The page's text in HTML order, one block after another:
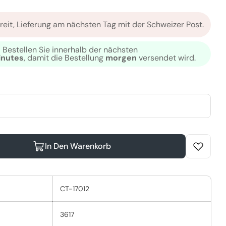
Lieferung am nächsten Tag mit der Schweizer Post.
Bestellen Sie innerhalb der nächsten
, damit die Bestellung morgen versendet wird.
Scalp Balance Calm Mask Verringern
Invigo Scalp Balance Calm Mask Erhöhen
In Den Warenkorb
CT-17012
3617